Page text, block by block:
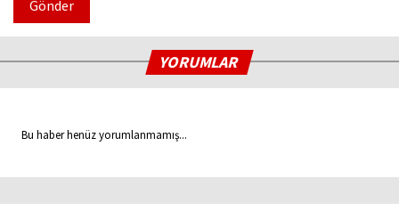
Gönder
YORUMLAR
Bu haber henüz yorumlanmamış...